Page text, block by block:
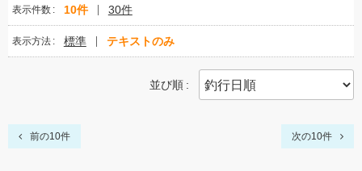
表示件数 10件 30件
表示方法 標準 テキストのみ
並び順
前の10件 次の10件